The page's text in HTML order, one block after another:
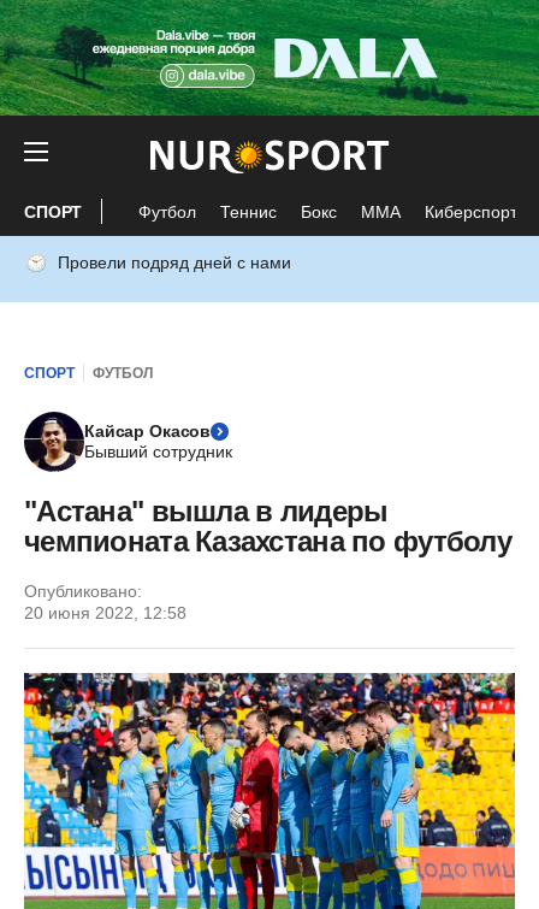
СПОРТ Футбол Теннис Бокс ММА Киберспорт
Провели подряд дней с нами
СПОРТ ФУТБОЛ
Кайсар Окасов
Бывший сотрудник
"Астана" вышла в лидеры
чемпионата Казахстана по футболу
Опубликовано:
20 июня 2022, 12:58